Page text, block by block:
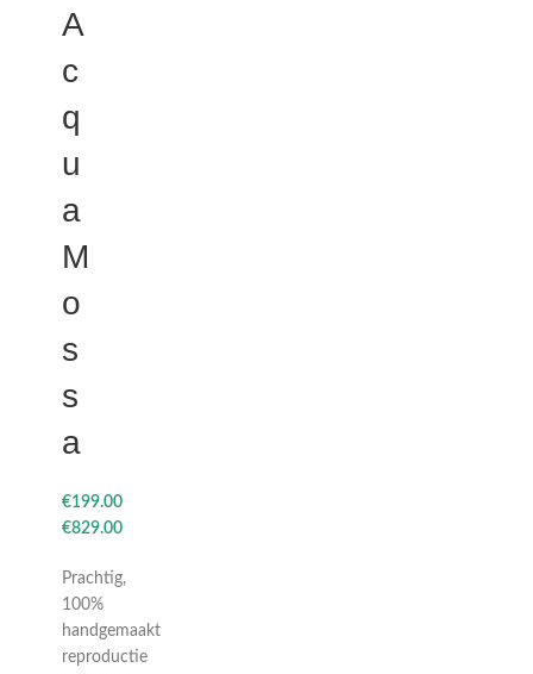
A
c
q
u
a
M
o
s
s
a
€
€
Prachtig,
100%
handgemaakt
reproductie